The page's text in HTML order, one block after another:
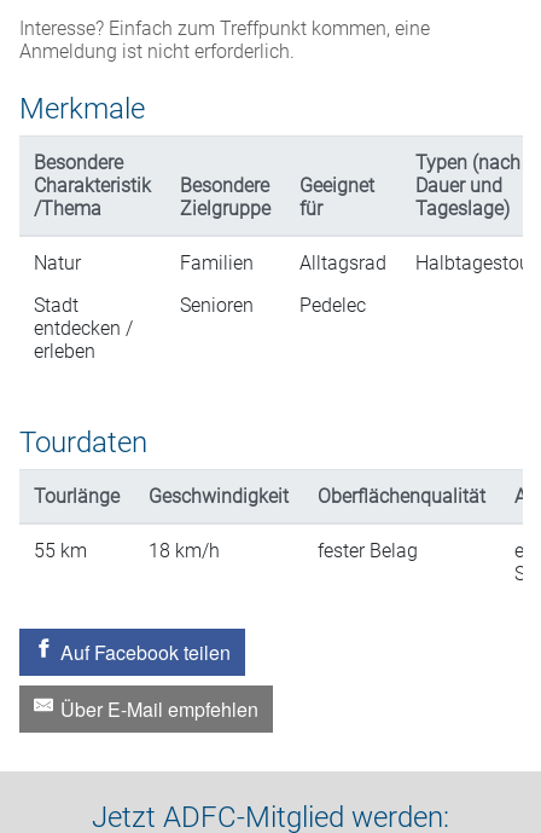
Interesse? Einfach zum Treffpunkt kommen, eine
Anmeldung ist nicht erforderlich.
Merkmale
Besondere
Charakteristik
/Thema
Besondere
Zielgruppe
Geeignet
für
Typen (nach
Dauer und
Tageslage)
Natur
Stadt
entdecken /
erleben
Familien
Senioren
Alltagsrad
Pedelec
Halbtagestour
Tourdaten
Tourlänge Geschwindigkeit Oberflächenqualität
55 km 18 km/h fester Belag
Auf Facebook teilen
Über E-Mail empfehlen
Jetzt ADFC-Mitglied werden: